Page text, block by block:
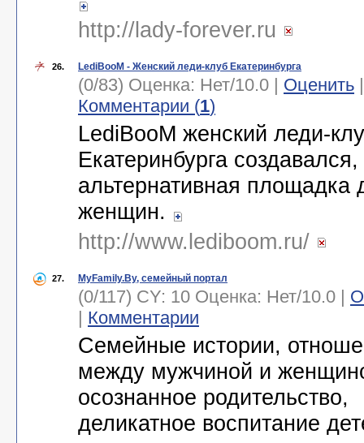
http://lady-forever.ru
26. LediBooM - Женский леди-клуб Екатеринбурга
(0/83) Оценка: Нет/10.0 | Оценить |
Комментарии (1)
LediBooM женский леди-
Екатеринбурга создавался,
альтернативная площадка
женщин.
http://www.lediboom.ru/
27. MyFamily.By, cемейный портал
(0/117) CY: 10 Оценка: Нет/10.0 |
| Комментарии
Cемейные истории,
между мужчиной и
осознанное родительство,
деликатное воспитание